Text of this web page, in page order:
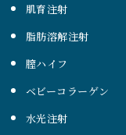
肌育注射
脂肪溶解注射
膣ハイフ
ベビーコラーゲン
水光注射